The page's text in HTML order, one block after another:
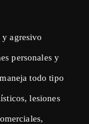
y agresivo
personales y
todo tipo
lesiones